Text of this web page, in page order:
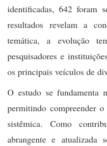
identificadas, 642 foram
resultados revelam a
temática, a evolução
pesquisadores e
os principais veículos de
O estudo se fundamenta
permitindo compreender
sistêmica. Como
abrangente e atualizada